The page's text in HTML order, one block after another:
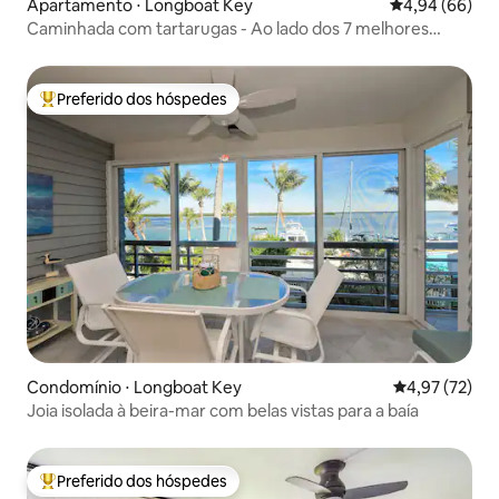
Apartamento ⋅ Longboat Key 4,94 de uma
4,94 (66)
Caminhada com tartarugas - Ao lado dos 7 melhores
Entre os melhores preferidos dos hóspedes
Preferido dos hóspedes
Condomínio ⋅ Longboat Key 4,97 de uma
4,97 (72)
Joia isolada à beira-mar com belas vistas para a baía
Entre os melhores preferidos dos hóspedes
Preferido dos hóspedes